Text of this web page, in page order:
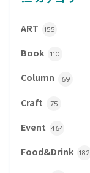
ART 155
Book 110
Column 69
Craft 75
Event 464
Food&Drink 182